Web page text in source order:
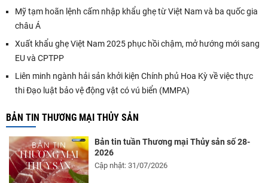
Mỹ tạm hoãn lệnh cấm nhập khẩu ghẹ từ Việt Nam và ba quốc gia
châu Á
Xuất khẩu ghẹ Việt Nam 2025 phục hồi chậm, mở hướng mới sang
EU và CPTPP
Liên minh ngành hải sản khởi kiện Chính phủ Hoa Kỳ về việc thực
thi Đạo luật bảo vệ động vật có vú biển (MMPA)
BẢN TIN THƯƠNG MẠI THỦY SẢN
Bản tin tuần Thương mại Thủy sản số 28-
2026
Cập nhật: 31/07/2026